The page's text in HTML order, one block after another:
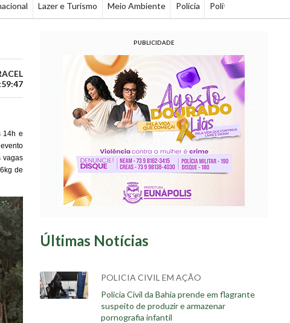
Lazer e Turismo Meio Ambiente Polícia Política
14h e
vagas
de
PUBLICIDADE
Últimas Notícias
POLICIA CIVIL EM AÇÃO
Policia Civil da Bahia prende em flagrante
suspeito de produzir e armazenar
pornografia infantil